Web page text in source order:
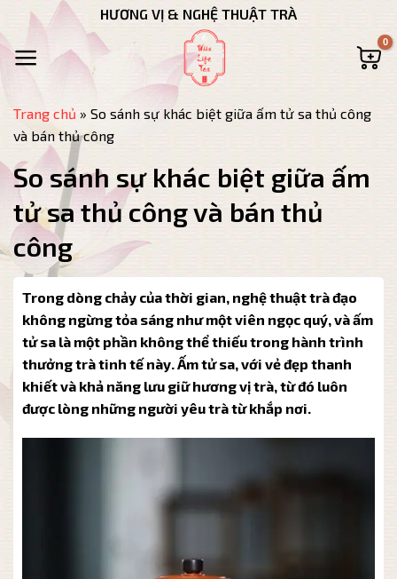
qua
nội
HƯƠNG VỊ & NGHỆ THUẬT TRÀ
Trang chủ » So sánh sự khác biệt giữa ấm tử sa thủ công
và bán thủ công
So sánh sự khác biệt giữa ấm
tử sa thủ công và bán thủ
công
Trong dòng chảy của thời gian, nghệ thuật trà đạo
không ngừng tỏa sáng như một viên ngọc quý, và ấm
tử sa là một phần không thể thiếu trong hành trình
thưởng trà tinh tế này. Ấm tử sa, với vẻ đẹp thanh
khiết và khả năng lưu giữ hương vị trà, từ đó luôn
được lòng những người yêu trà từ khắp nơi.